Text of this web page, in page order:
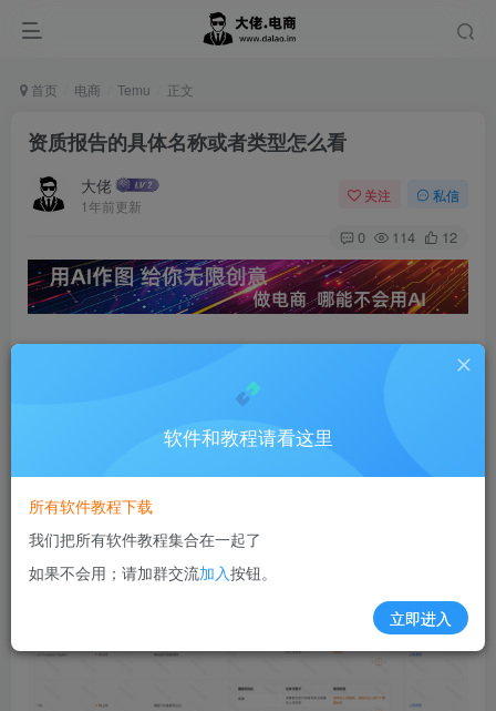
首页 电商 Temu 正文
资质报告的具体名称或者类型怎么看
大佬
1年前更新
关注 私信
0 114 12
以这个产品需要的报告来说。
准呢！
软件和教程请看这里
所有软件教程下载
我们把所有软件教程集合在一起了
如果不会用；请加群交流加入按钮。
立即进入